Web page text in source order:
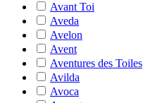
Avant Toi
Aveda
Avelon
Avent
Aventures des Toiles
Avilda
Avoca